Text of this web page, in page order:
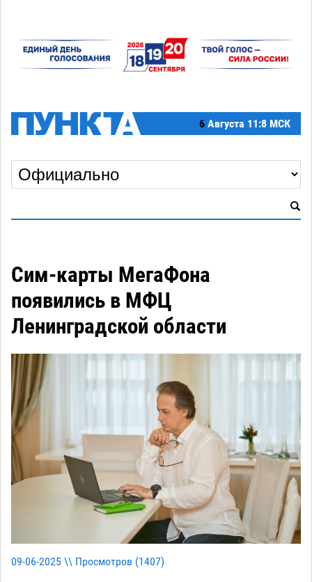
6 Августа 11:8 МСК
Сим-карты МегаФона
появились в МФЦ
Ленинградской области
09-06-2025 \\ Просмотров (1407)